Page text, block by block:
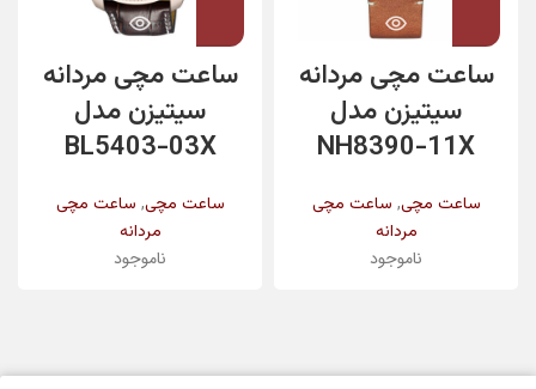
ساعت مچی مردانه
سیتیزن مدل
NH8390-11X
ساعت مچی, ساعت مچی
مردانه
ناموجود
ساعت مچی مردانه
سیتیزن مدل
BL5403-03X
ساعت مچی, ساعت مچی
مردانه
ناموجود